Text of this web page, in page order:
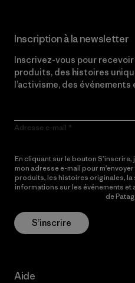
Inscription à la newsletter
Inscrivez-vous pour
produits, des histoires
l’activisme, des
Adresse e-mail
En cliquant sur le bouton
mon adresse e-mail pour
produits, les histoires originales, la
informations sur les événements et
de
S’inscrire
Aide